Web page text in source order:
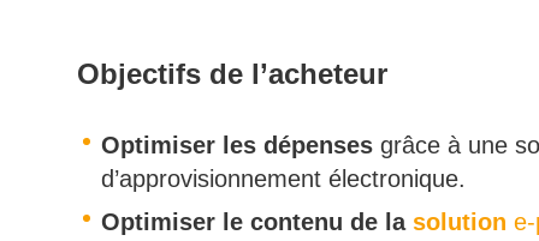
Objectifs de l’acheteur
Optimiser les dépenses grâce à une
d’approvisionnement électronique.
Optimiser le contenu de la solution